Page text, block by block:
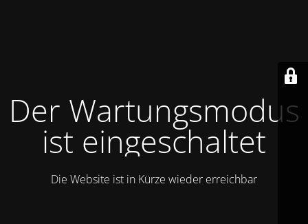
Der Wartungsmodus
ist eingeschaltet
Die Website ist in Kürze wieder erreichbar